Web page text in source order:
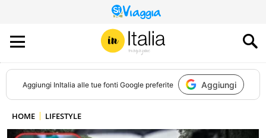
QUESTO
SITO
CONTRIBUISCE
ALL’AUDIENCE
DI
Aggiungi InItalia alle tue fonti Google preferite Aggiungi
HOME LIFESTYLE